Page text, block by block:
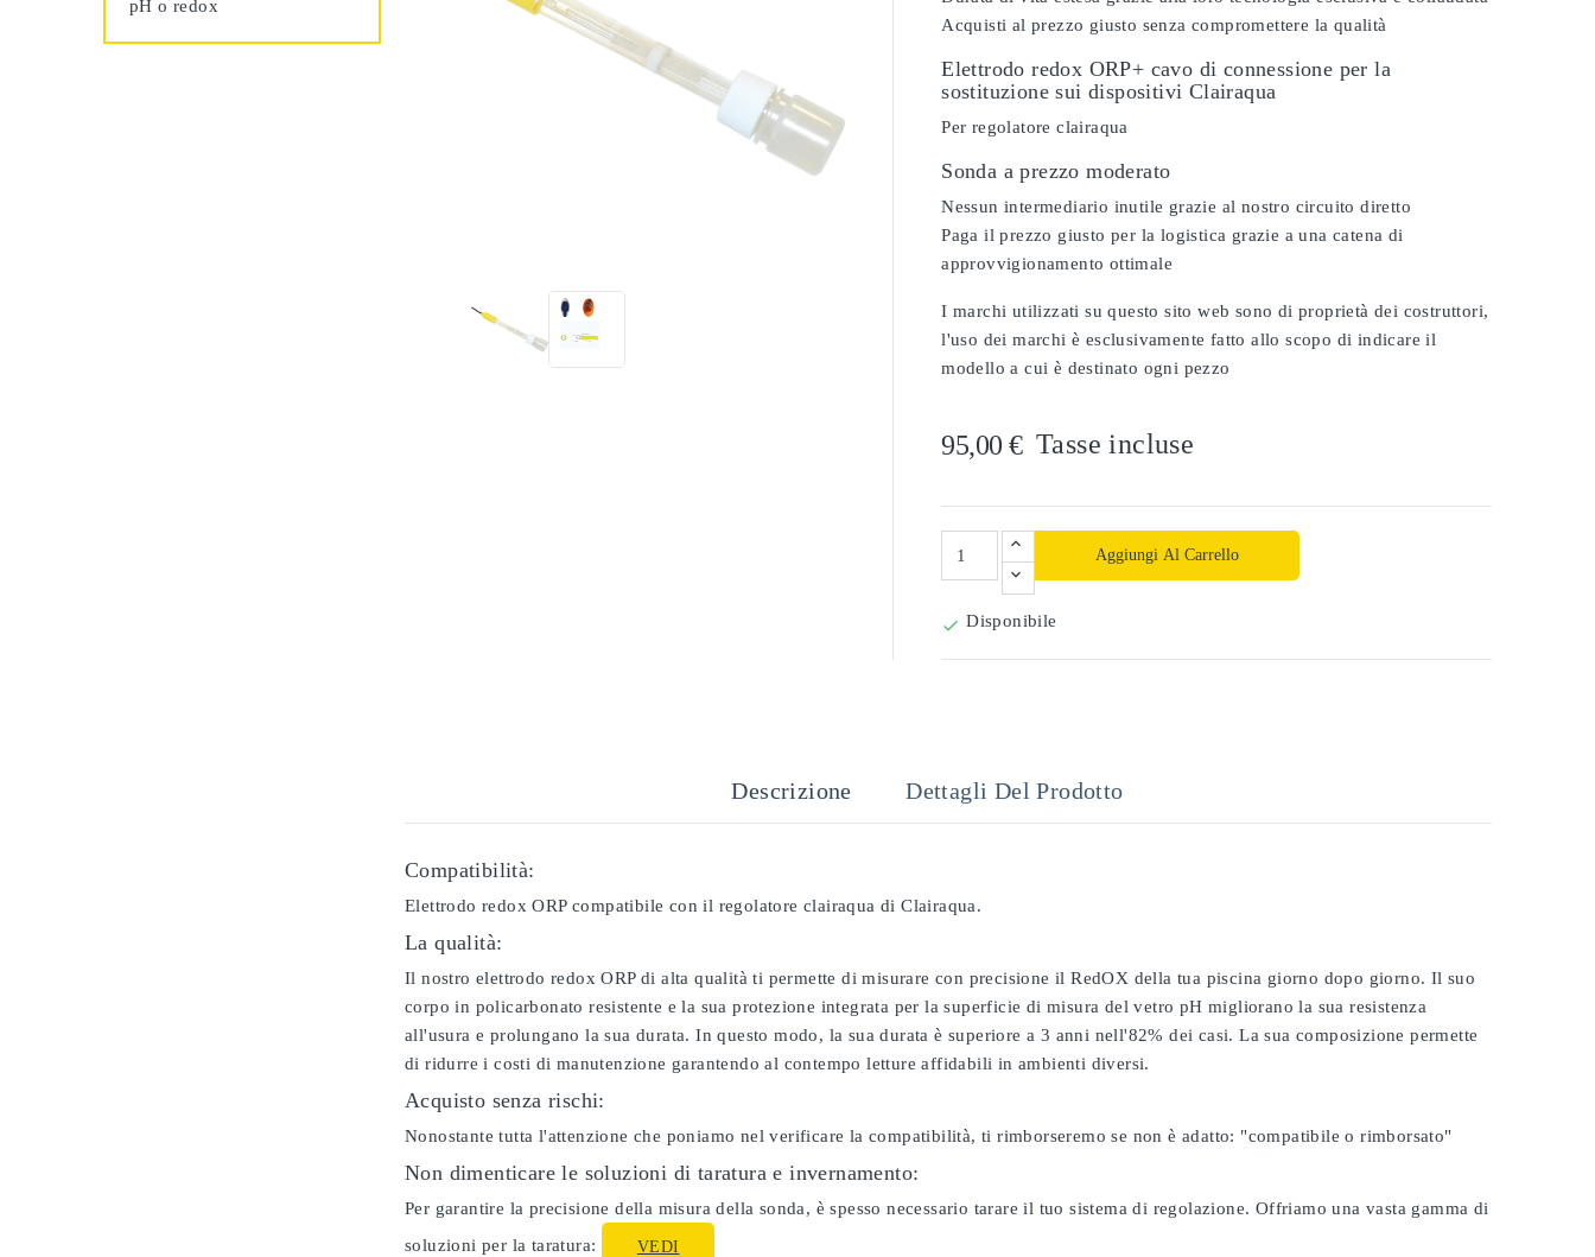
pH o redox
Acquisti al prezzo giusto senza compromettere la qualità
Elettrodo redox ORP+ cavo di connessione per la
sostituzione sui dispositivi Clairaqua
Per regolatore clairaqua
Sonda a prezzo moderato
Nessun intermediario inutile grazie al nostro circuito diretto
Paga il prezzo giusto per la logistica grazie a una catena di
approvvigionamento ottimale
I marchi utilizzati su questo sito web sono di proprietà dei costruttori,
l'uso dei marchi è esclusivamente fatto allo scopo di indicare il
modello a cui è destinato ogni pezzo
95,00 € Tasse incluse
Aggiungi Al Carrello
 Disponibile
Descrizione Dettagli Del Prodotto
Compatibilità:
Elettrodo redox ORP compatibile con il regolatore clairaqua di Clairaqua.
La qualità:
Il nostro elettrodo redox ORP di alta qualità ti permette di misurare con precisione il RedOX della tua piscina giorno dopo giorno. Il suo
corpo in policarbonato resistente e la sua protezione integrata per la superficie di misura del vetro pH migliorano la sua resistenza
all'usura e prolungano la sua durata. In questo modo, la sua durata è superiore a 3 anni nell'82% dei casi. La sua composizione permette
di ridurre i costi di manutenzione garantendo al contempo letture affidabili in ambienti diversi.
Acquisto senza rischi:
Nonostante tutta l'attenzione che poniamo nel verificare la compatibilità, ti rimborseremo se non è adatto: "compatibile o rimborsato"
Non dimenticare le soluzioni di taratura e invernamento:
Per garantire la precisione della misura della sonda, è spesso necessario tarare il tuo sistema di regolazione. Offriamo una vasta gamma di
soluzioni per la taratura:
VEDI